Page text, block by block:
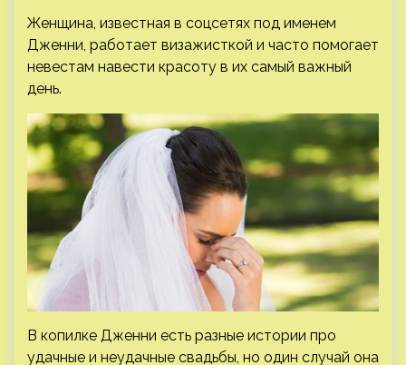
Женщина, известная в соцсетях под именем
Дженни, работает визажисткой и часто помогает
невестам навести красоту в их самый важный
день.
В копилке Дженни есть разные истории про
удачные и неудачные свадьбы, но один случай она